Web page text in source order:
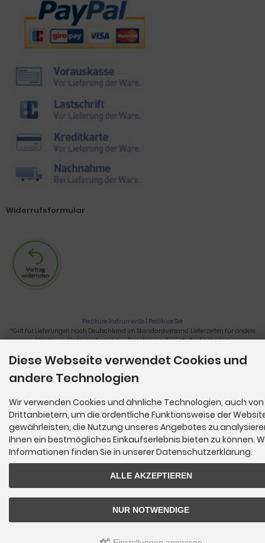
Zahlungsmethoden
Widerrufsformular
Pediküre Instrumente | Pediküre Set
*Gilt für Lieferungen nach Deutschland im Standardversand. Lieferzeiten für andere
Länder und Informationen zur Berechnung der Lieferfrist siehehier.
Nagelzange, Podologie, Pediküre, Fußpflegegeräte, Nagelfräser © 2026
Diese Webseite verwendet Cookies und
andere Technologien
Wir verwenden Cookies und ähnliche Technologien, auch von
Drittanbietern, um die ordentliche Funktionsweise der
gewährleisten, die Nutzung unseres Angebotes zu
Ihnen ein bestmögliches Einkaufserlebnis bieten zu können.
Informationen finden Sie in unserer Datenschutzerklärung.
ALLE AKZEPTIEREN
NUR NOTWENDIGE